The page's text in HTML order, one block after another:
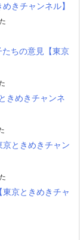
きチャンネル】
ちの意見【東京
きめきチャンネ
ときめきチャン
京ときめきチャ